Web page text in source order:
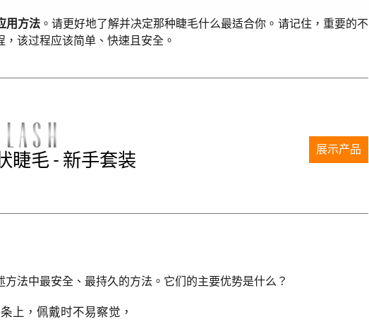
用方法。请更好地了解并决定那种睫毛什么最适合你。请记住，重要的不
该过程应该简单、快速且安全。
睫毛 - 新手套装
展示产品
方法中最安全、最持久的方法。它们的主要优势是什么？
上，佩戴时不易察觉，